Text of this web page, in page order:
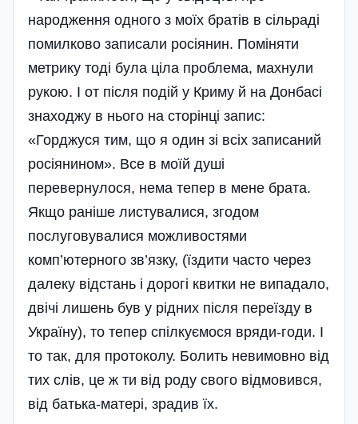
народження одного з моїх братів в сільраді
помилково записали росіянин. Поміняти
метрику тоді була ціла проблема, махнули
рукою. І от після подій у Криму й на Донбасі
знаходжу в нього на сторінці запис:
«Горджуся тим, що я один зі всіх записаний
росіянином». Все в моїй душі
перевернулося, нема тепер в мене брата.
Якщо раніше листувалися, згодом
послуговувалися можливостями
комп’ютерного зв’язку, (їздити часто через
далеку відстань і дорогі квитки не випадало,
двічі лишень був у рідних після переїзду в
Україну), то тепер спілкуємося вряди-годи. І
то так, для протоколу. Болить невимовно від
тих слів, це ж ти від роду свого відмовився,
від батька-матері, зрадив їх.